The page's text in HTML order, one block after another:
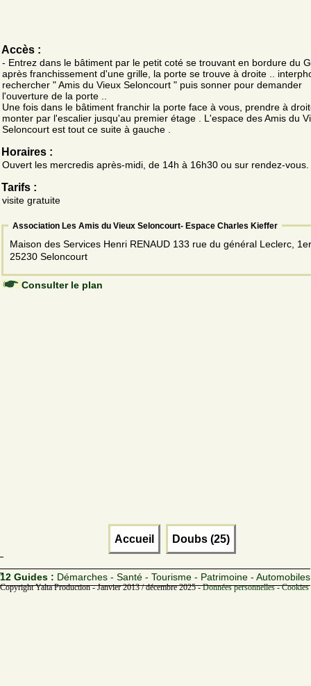
Accès :
- Entrez dans le bâtiment par le petit coté se trouvant en bordure du
après franchissement d'une grille, la porte se trouve à droite ..
rechercher " Amis du Vieux Seloncourt " puis sonner pour demander
l'ouverture de la porte ..
Une fois dans le bâtiment franchir la porte face à vous, prendre à
monter par l'escalier jusqu'au premier étage . L'espace des Amis du
Seloncourt est tout ce suite à gauche .
Horaires :
Ouvert les mercredis après-midi, de 14h à 16h30 ou sur rendez-vous.
Tarifs :
visite gratuite
Association Les Amis du Vieux Seloncourt- Espace Charles Kieffer
Maison des Services Henri RENAUD 133 rue du général Leclerc,
25230 Seloncourt
Consulter le plan
Accueil Doubs (25)
12 Guides : Démarches - Santé - Tourisme - Patrimoine - Automobiles
Copyright Yalta Production - Janvier 2013 / décembre 2025 -Données personnelles -